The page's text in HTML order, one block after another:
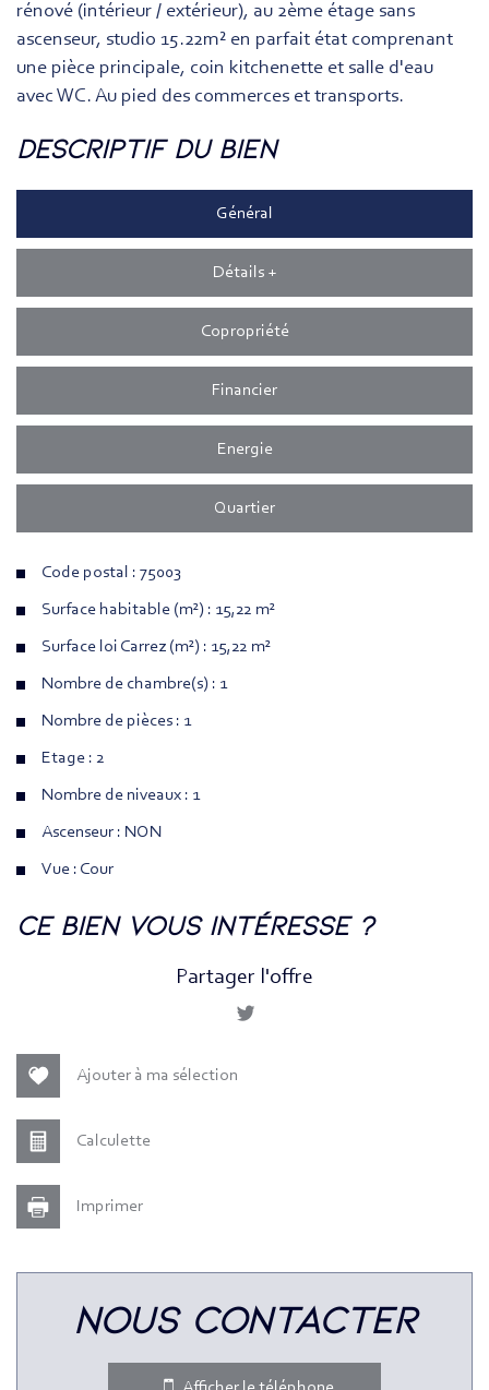
rénové (intérieur / extérieur), au 2ème étage sans
ascenseur, studio 15.22m² en parfait état comprenant
une pièce principale, coin kitchenette et salle d'eau
avec WC. Au pied des commerces et transports.
descriptif du bien
Général
Détails +
Copropriété
Financier
Energie
Quartier
Code postal : 75003
Surface habitable (m²) : 15,22 m²
Surface loi Carrez (m²) : 15,22 m²
Nombre de chambre(s) : 1
Nombre de pièces : 1
Etage : 2
Nombre de niveaux : 1
Ascenseur : NON
Vue : Cour
la ville de paris (75003)
Bar
ce bien vous intéresse ?
Partager l'offre
Ajouter à ma sélection
Calculette
Imprimer
nous contacter